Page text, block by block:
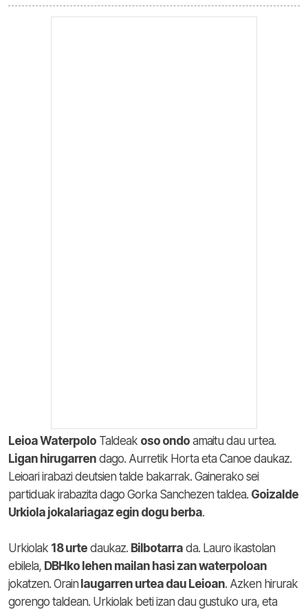
Leioa Waterpolo Taldeak oso ondo amaitu dau urtea.
Ligan hirugarren dago. Aurretik Horta eta Canoe daukaz.
Leioari irabazi deutsien talde bakarrak. Gainerako sei
partiduak irabazita dago Gorka Sanchezen taldea. Goizalde
Urkiola jokalariagaz egin dogu berba.
Urkiolak 18 urte daukaz. Bilbotarra da. Lauro ikastolan
ebilela, DBHko lehen mailan hasi zan waterpoloan
jokatzen. Orain laugarren urtea dau Leioan. Azken hirurak
gorengo taldean. Urkiolak beti izan dau gustuko ura, eta